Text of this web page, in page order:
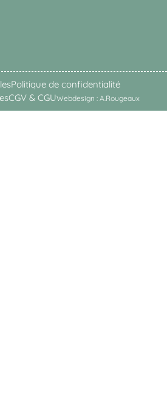
Politique de confidentialité
CGV & CGUWebdesign : A.Rougeaux